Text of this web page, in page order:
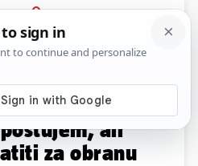
PRIJAVA
News Komentari
Znam taj
ali
za obranu